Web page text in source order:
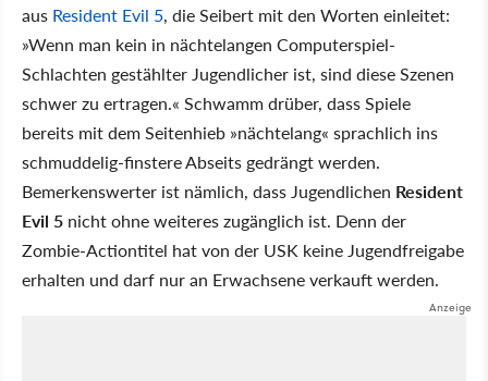
aus Resident Evil 5, die Seibert mit den Worten einleitet:
»Wenn man kein in nächtelangen Computerspiel-
Schlachten gestählter Jugendlicher ist, sind diese Szenen
schwer zu ertragen.« Schwamm drüber, dass Spiele
bereits mit dem Seitenhieb »nächtelang« sprachlich ins
schmuddelig-finstere Abseits gedrängt werden.
Bemerkenswerter ist nämlich, dass Jugendlichen Resident
Evil 5 nicht ohne weiteres zugänglich ist. Denn der
Zombie-Actiontitel hat von der USK keine Jugendfreigabe
erhalten und darf nur an Erwachsene verkauft werden.